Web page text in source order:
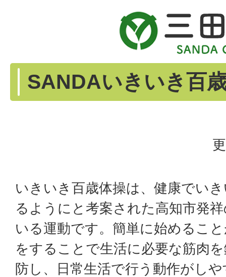
SANDAいきいき百
いきいき百歳体操は、健康でい
るようにと考案された高知市発
いる運動です。簡単に始めるこ
をすることで生活に必要な筋肉
防し、日常生活で行う動作がし